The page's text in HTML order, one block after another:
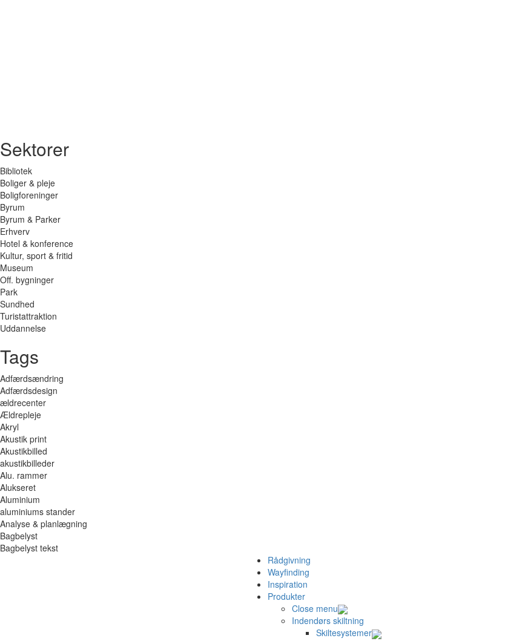
Sektorer
Bibliotek
Boliger & pleje
Boligforeninger
Byrum
Byrum & Parker
Erhverv
Hotel & konference
Kultur, sport & fritid
Museum
Off. bygninger
Park
Sundhed
Turistattraktion
Uddannelse
Tags
Adfærdsændring
Adfærdsdesign
ældrecenter
Ældrepleje
Akryl
Akustik print
Akustikbilled
akustikbilleder
Alu. rammer
Alukseret
Aluminium
aluminiums stander
Analyse & planlægning
Bagbelyst
Bagbelyst tekst
Rådgivning
Wayfinding
Inspiration
Produkter
Close menu
Indendørs skiltning
Skiltesystemer